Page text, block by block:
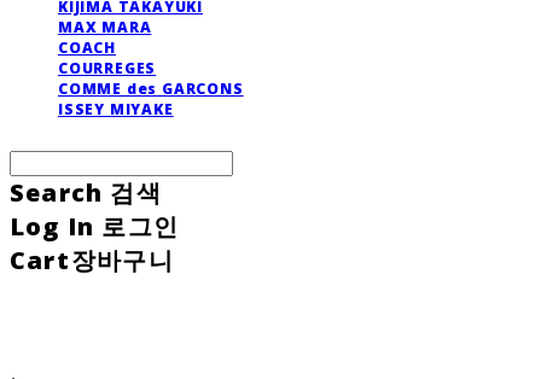
KIJIMA TAKAYUKI
MAX MARA
COACH
COURREGES
COMME des GARCONS
ISSEY MIYAKE
Search 검색
Log In 로그인
Cart장바구니